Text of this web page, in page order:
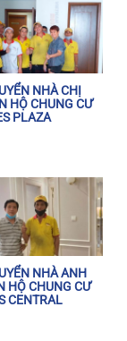
NHÀ CHỊ
HỘ CHUNG CƯ
PLAZA
NHÀ ANH
HỘ CHUNG CƯ
CENTRAL